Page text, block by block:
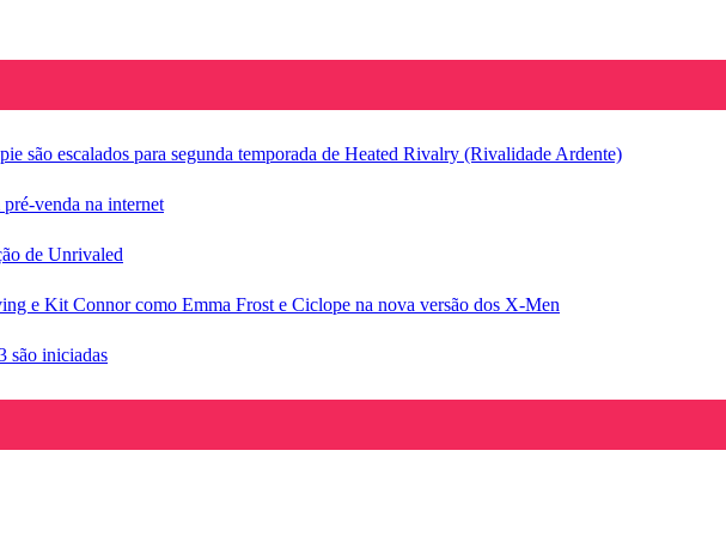
são escalados para segunda temporada de Heated Rivalry (Rivalidade Ardente)
venda na internet
de Unrivaled
e Kit Connor como Emma Frost e Ciclope na nova versão dos X-Men
são iniciadas